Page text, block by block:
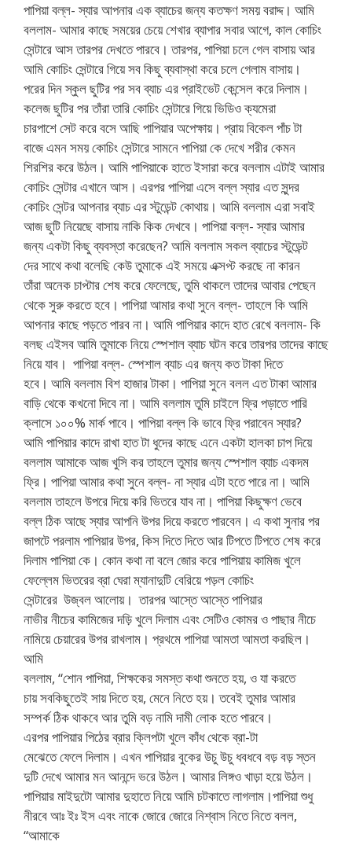
পাপিয়া বল্ল- স্যার আপনার এক ব্যাচের জন্য কতক্ষণ সময় বরাদ্দ। আমি
বললাম- আমার কাছে সময়ের চেয়ে শেখার ব্যাপার সবার আগে, কাল কোচিং
সেন্টারে আস তারপর দেখতে পারবে। তারপর, পাপিয়া চলে গেল বাসায় আর
আমি কোচিং সেন্টারে গিয়ে সব কিছু ব্যবাস্থা করে চলে গেলাম বাসায়।
পরের দিন স্কুল ছুটির পর সব ব্যাচ এর প্রাইভেট কেন্সেল করে দিলাম।
কলেজ ছুটির পর তাঁরা তারি কোচিং সেন্টারে গিয়ে ভিডিও ক্যমেরা
চারপাশে সেট করে বসে আছি পাপিয়ার অপেক্ষায়। প্রায় বিকেল পাঁচ টা
বাজে এমন সময় কোচিং সেন্টারে সামনে পাপিয়া কে দেখে শরীর কেমন
শিরশির করে উঠল। আমি পাপিয়াকে হাতে ইসারা করে বললাম এটাই আমার
কোচিং সেন্টার এখানে আস। এরপর পাপিয়া এসে বল্ল স্যার এত সুন্দর
কোচিং সেন্টর আপনার ব্যাচ এর স্টুডেন্ট কোথায়। আমি বললাম এরা সবাই
আজ ছুটি নিয়েছে বাসায় নাকি কিক দেখবে। পাপিয়া বল্ল- স্যার আমার
জন্য একটা কিছু ব্যবস্তা করেছেন? আমি বললাম সকল ব্যাচের স্টুডেন্ট
দের সাথে কথা বলেছি কেউ তুমাকে এই সময়ে এক্সপ্ট করছে না কারন
তাঁরা অনেক চাপ্টার শেষ করে ফেলেছে, তুমি থাকলে তাদের আবার পেছেন
থেকে সুরু করতে হবে। পাপিয়া আমার কথা সুনে বল্ল- তাহলে কি আমি
আপনার কাছে পড়তে পারব না। আমি পাপিয়ার কাদে হাত রেখে বললাম- কি
বলছ এইসব আমি তুমাকে নিয়ে স্পেশাল ব্যাচ ঘটন করে তারপর তাদের কাছে
নিয়ে যাব। পাপিয়া বল্ল- স্পেশাল ব্যাচ এর জন্য কত টাকা দিতে
হবে। আমি বললাম বিশ হাজার টাকা। পাপিয়া সুনে বলল এত টাকা আমার
বাড়ি থেকে কখনো দিবে না। আমি বললাম তুমি চাইলে ফ্রি পড়াতে পারি
ক্লাসে ১০০% মার্ক পাবে। পাপিয়া বল্ল কি ভাবে ফ্রি পরাবেন স্যার?
আমি পাপিয়ার কাদে রাখা হাত টা ধুদের কাছে এনে একটা হালকা চাপ দিয়ে
বললাম আমাকে আজ খুসি কর তাহলে তুমার জন্য স্পেশাল ব্যাচ একদম
ফ্রি। পাপিয়া আমার কথা সুনে বল্ল- না স্যার এটা হতে পারে না। আমি
বললাম তাহলে উপরে দিয়ে করি ভিতরে যাব না। পাপিয়া কিছুক্ষণ ভেবে
বল্ল ঠিক আছে স্যার আপনি উপর দিয়ে করতে পারবেন। এ কথা সুনার পর
জাপটে পরলাম পাপিয়ার উপর, কিস দিতে দিতে আর টিপতে টিপতে শেষ করে
দিলাম পাপিয়া কে। কোন কথা না বলে জোর করে পাপিয়ায় কামিজ খুলে
ফেল্লেম ভিতরের ব্রা ঘেরা ম্যানাদুটি বেরিয়ে পড়ল কোচিং
সেন্টারের উজ্বল আলোয়। তারপর আস্তে আস্তে পাপিয়ার
নাভীর নীচের কামিজের দড়ি খুলে দিলাম এবং সেটিও কোমর ও পাছার নীচে
নামিয়ে চেয়ারের উপর রাখলাম। প্রথমে পাপিয়া আমতা আমতা করছিল।
আমি
বললাম, “শোন পাপিয়া, শিক্ষকের সমস্ত কথা শুনতে হয়, ও যা করতে
চায় সবকিছুতেই সায় দিতে হয়, মেনে নিতে হয়। তবেই তুমার আমার
সম্পর্ক ঠিক থাকবে আর তুমি বড় নামি দামী লোক হতে পারবে।
এরপর পাপিয়ার পিঠের ব্রার ক্লিপটা খুলে কাঁধ থেকে ব্রা-টা
মেঝেতে ফেলে দিলাম। এখন পাপিয়ার বুকের উচু উচু ধবধবে বড় বড় স্তন
দুটি দেখে আমার মন আনন্দে ভরে উঠল। আমার লিঙ্গও খাড়া হয়ে উঠল।
পাপিয়ার মাইদুটো আমার দুহাতে নিয়ে আমি চটকাতে লাগলাম।পাপিয়া শুধু
নীরবে আঃ ইঃ ইস এবং নাকে জোরে জোরে নিশ্বাস নিতে নিতে বলল,
“আমাকে